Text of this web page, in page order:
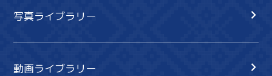
写真ライブラリー
動画ライブラリー